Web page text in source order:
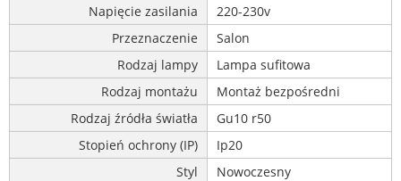
Napięcie zasilania
220-230v
Przeznaczenie
Salon
Rodzaj lampy
Lampa sufitowa
Rodzaj montażu
Montaż bezpośredni
Rodzaj źródła światła
Gu10 r50
Stopień ochrony (IP)
Ip20
Styl
Nowoczesny